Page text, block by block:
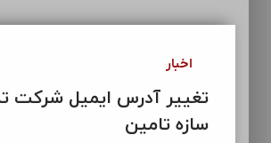
اخبار
تغییر آدرس ایمیل شرکت
سازه تامین